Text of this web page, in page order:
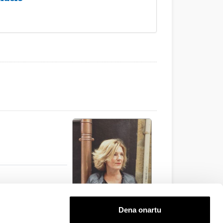
Dena onartu